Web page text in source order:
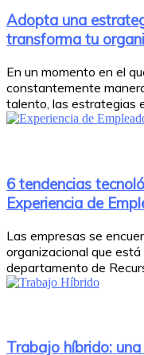
Adopta una
transforma tu
En un momento en el
constantemente
talento, las estrategias
6 tendencias
Experiencia de
Las empresas se
organizacional que
departamento de
Trabajo híbrido: